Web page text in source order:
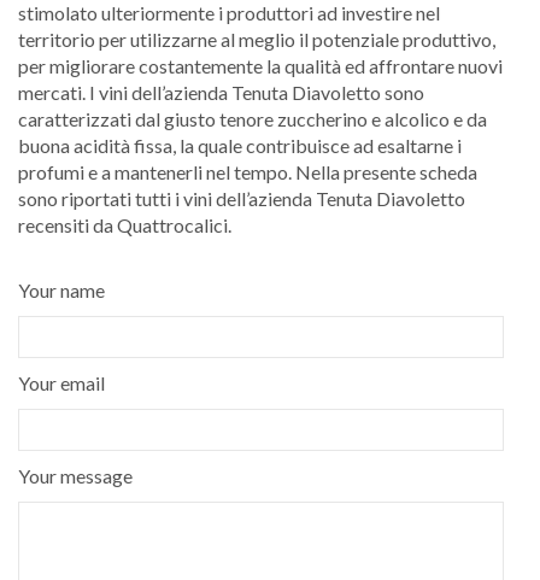
stimolato ulteriormente i produttori ad investire nel
territorio per utilizzarne al meglio il potenziale produttivo,
per migliorare costantemente la qualità ed affrontare nuovi
mercati. I vini dell’azienda Tenuta Diavoletto sono
caratterizzati dal giusto tenore zuccherino e alcolico e da
buona acidità fissa, la quale contribuisce ad esaltarne i
profumi e a mantenerli nel tempo. Nella presente scheda
sono riportati tutti i vini dell’azienda Tenuta Diavoletto
recensiti da Quattrocalici.
Your name
Your email
Your message